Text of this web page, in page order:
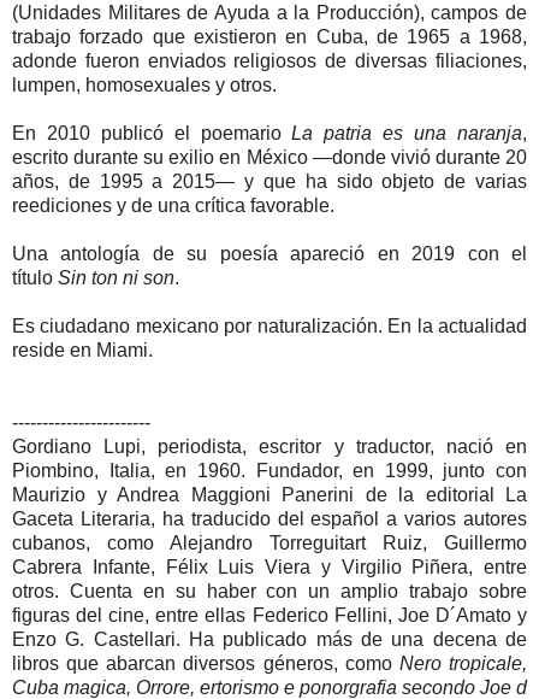
(Unidades Militares de Ayuda a la Producción), campos de
trabajo forzado que existieron en Cuba, de 1965 a 1968,
adonde fueron enviados religiosos de diversas filiaciones,
lumpen, homosexuales y otros.
En 2010 publicó el poemarioLa patria es una naranja,
escrito durante su exilio en México —donde vivió durante 20
años, de 1995 a 2015— y que ha sido objeto de varias
reediciones y de una crítica favorable.
Una antología de su poesía apareció en 2019 con el
título Sin ton ni son.
Es ciudadano mexicano por naturalización. En la actualidad
reside en Miami.
-----------------------
Gordiano Lupi, periodista, escritor y traductor, nació en
Piombino, Italia, en 1960. Fundador, en 1999, junto con
Maurizio y Andrea Maggioni Panerini de la editorial La
Gaceta Literaria, ha traducido del español a varios autores
cubanos, como Alejandro Torreguitart Ruiz, Guillermo
Cabrera Infante, Félix Luis Viera y Virgilio Piñera, entre
otros. Cuenta en su haber con un amplio trabajo sobre
figuras del cine, entre ellas Federico Fellini, Joe D´Amato y
Enzo G. Castellari. Ha publicado más de una decena de
libros que abarcan diversos géneros, como Nero tropicale,
Cuba magica, Orrore, ertorismo e ponorgrafia secondo Joe d